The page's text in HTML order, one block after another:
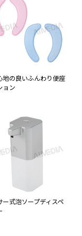
地の良いふんわり便座
ョン
ー式泡ソープディスペ